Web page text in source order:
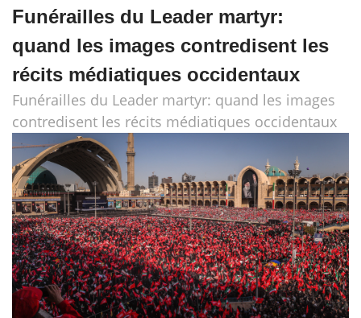
Funérailles du Leader martyr:
quand les images contredisent les
récits médiatiques occidentaux
Funérailles du Leader martyr: quand les images
contredisent les récits médiatiques occidentaux